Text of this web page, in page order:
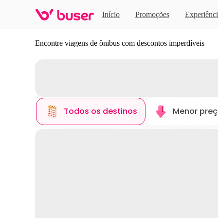
Início Promoções
Descubra novos destinos
Encontre viagens de ônibus com descontos imperdíveis
Todos os destinos Menor